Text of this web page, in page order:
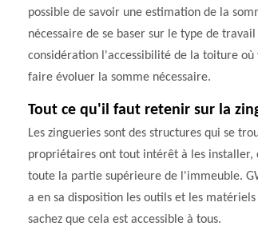
possible de savoir une estimation de la
nécessaire de se baser sur le type de
considération l'accessibilité de la toiture où
faire évoluer la somme nécessaire.
Tout ce qu'il faut retenir sur la
Les zingueries sont des structures qui se
propriétaires ont tout intérêt à les
toute la partie supérieure de l'immeuble.
a en sa disposition les outils et les
sachez que cela est accessible à tous.